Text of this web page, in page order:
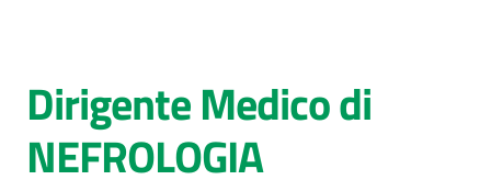
Servizi
Luoghi di
Salta al contenuto
Dirigente Medico di
NEFROLOGIA